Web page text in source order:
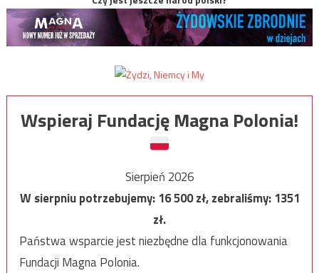
Wspieraj Fundację Magna Polonia!
Sierpień 2026
W sierpniu potrzebujemy:16 500zł, zebraliśmy:1351
zł.
Państwa wsparcie jest niezbędne dla funkcjonowania
Fundacji Magna Polonia.